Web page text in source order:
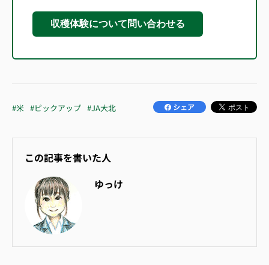
収穫体験について問い合わせる
#米 #ピックアップ #JA大北
この記事を書いた人
ゆっけ